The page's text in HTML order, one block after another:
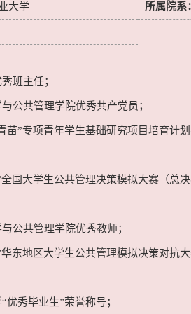
大学 所属院系：
班主任；
公共管理学院优秀共产党员；
苗”专项青年学生基础研究项目培育计
国大学生公共管理决策模拟大赛（总
公共管理学院优秀教师；
东地区大学生公共管理模拟决策对抗
优秀毕业生”荣誉称号；